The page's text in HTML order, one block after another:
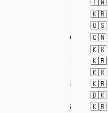
🇹🇼
🇰🇷
🇺🇸
60
🇨🇳
🇰🇷
🇰🇷
🇰🇷
64
🇰🇷
🇩🇰
66
🇰🇷